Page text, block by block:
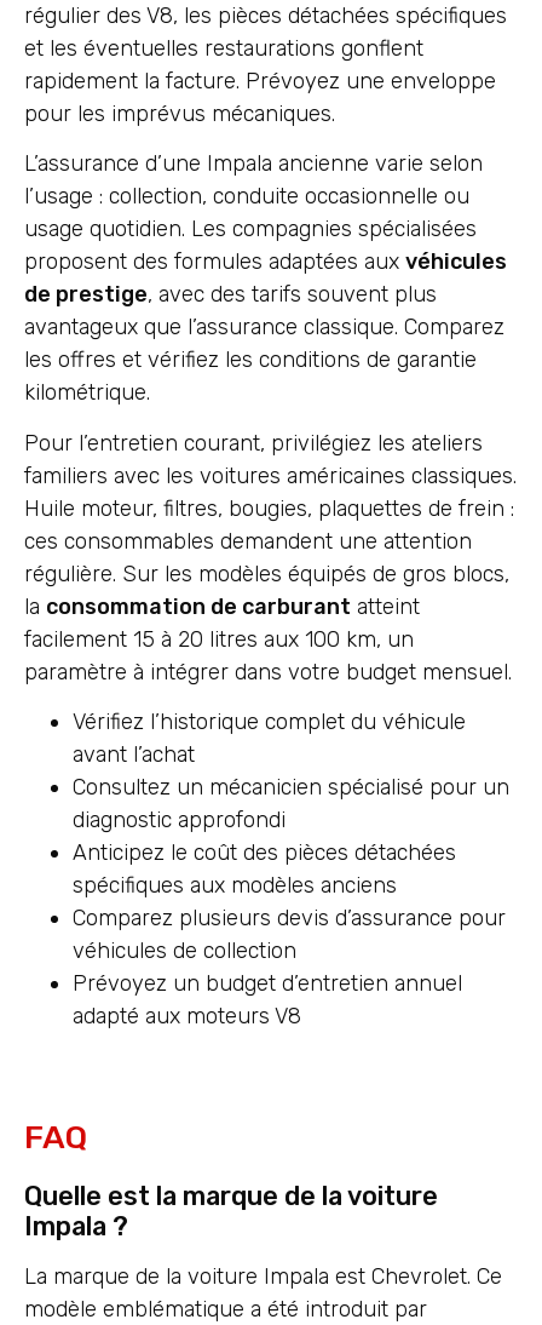
régulier des V8, les pièces détachées spécifiques
et les éventuelles restaurations gonflent
rapidement la facture. Prévoyez une enveloppe
pour les imprévus mécaniques.
L’assurance d’une Impala ancienne varie selon
l’usage : collection, conduite occasionnelle ou
usage quotidien. Les compagnies spécialisées
proposent des formules adaptées aux véhicules
de prestige, avec des tarifs souvent plus
avantageux que l’assurance classique. Comparez
les offres et vérifiez les conditions de garantie
kilométrique.
Pour l’entretien courant, privilégiez les ateliers
familiers avec les voitures américaines classiques.
Huile moteur, filtres, bougies, plaquettes de frein :
ces consommables demandent une attention
régulière. Sur les modèles équipés de gros blocs,
la consommation de carburant atteint
facilement 15 à 20 litres aux 100 km, un
paramètre à intégrer dans votre budget mensuel.
Vérifiez l’historique complet du véhicule
avant l’achat
Consultez un mécanicien spécialisé pour un
diagnostic approfondi
Anticipez le coût des pièces détachées
spécifiques aux modèles anciens
Comparez plusieurs devis d’assurance pour
véhicules de collection
Prévoyez un budget d’entretien annuel
adapté aux moteurs V8
FAQ
Quelle est la marque de la voiture
Impala ?
La marque de la voiture Impala est Chevrolet. Ce
modèle emblématique a été introduit par